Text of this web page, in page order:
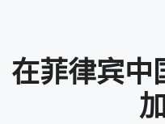
在菲律宾中